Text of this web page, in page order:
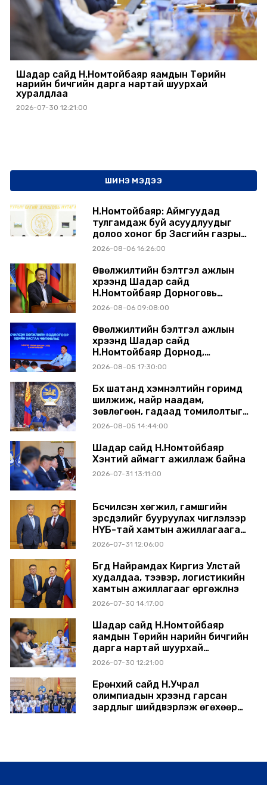
Шадар сайд Н.Номтойбаяр яамдын Төрийн
нарийн бичгийн дарга нартай шуурхай
хуралдлаа
2026-07-30 12:21:00
ШИНЭ МЭДЭЭ
Н.Номтойбаяр: Аймгуудад
тулгамдаж буй асуудлуудыг
долоо хоног бүр Засгийн газрын
хуралдаанд танилцуулж,
2026-08-06 16:26:00
Өвөлжилтийн бэлтгэл ажлын
хүрээнд Шадар сайд
Н.Номтойбаяр Дорноговь
аймагт ажиллав
2026-08-06 09:08:00
Өвөлжилтийн бэлтгэл ажлын
хүрээнд Шадар сайд
Н.Номтойбаяр Дорнод,
Сүхбаатар аймагт ажиллав
2026-08-05 17:30:00
Бүх шатанд хэмнэлтийн горимд
шилжиж, найр наадам,
зөвлөгөөн, гадаад томилолтыг
хориглолоо
2026-08-05 14:44:00
Шадар сайд Н.Номтойбаяр
Хэнтий аймагт ажиллаж байна
2026-07-31 13:11:00
Бүсчилсэн хөгжил, гамшгийн
эрсдэлийг бууруулах чиглэлээр
НҮБ-тай хамтын ажиллагаагаа
өргөжүүлэхээр санал солилцлоо
2026-07-31 12:06:00
Бүгд Найрамдах Киргиз Улстай
худалдаа, тээвэр, логистикийн
хамтын ажиллагааг өргөжүүлнэ
2026-07-30 14:17:00
Шадар сайд Н.Номтойбаяр
яамдын Төрийн нарийн бичгийн
дарга нартай шуурхай
хуралдлаа
2026-07-30 12:21:00
Ерөнхий сайд Н.Учрал
олимпиадын хүрээнд гарсан
зардлыг шийдвэрлэж өгөхөөр